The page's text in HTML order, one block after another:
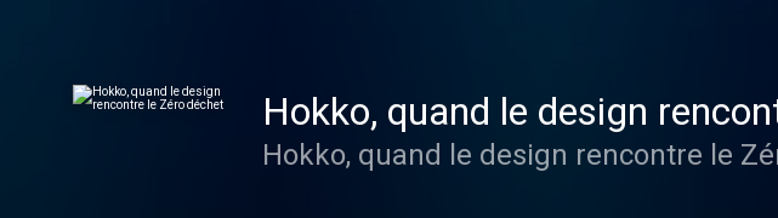
Hokko, quand le design
Hokko, quand le design rencontre le